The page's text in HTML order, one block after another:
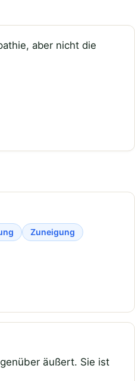
aber nicht die
Zuneigung
äußert. Sie ist